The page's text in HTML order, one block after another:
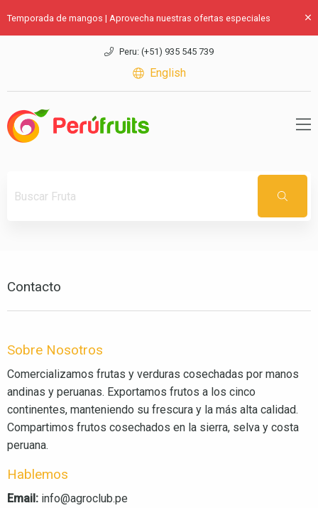
Temporada de mangos | Aprovecha nuestras ofertas especiales
Peru: (+51) 935 545 739
English
Contacto
Sobre Nosotros
Comercializamos frutas y verduras cosechadas por manos
andinas y peruanas. Exportamos frutos a los cinco
continentes, manteniendo su frescura y la más alta calidad.
Compartimos frutos cosechados en la sierra, selva y costa
peruana.
Hablemos
Email: info@agroclub.pe